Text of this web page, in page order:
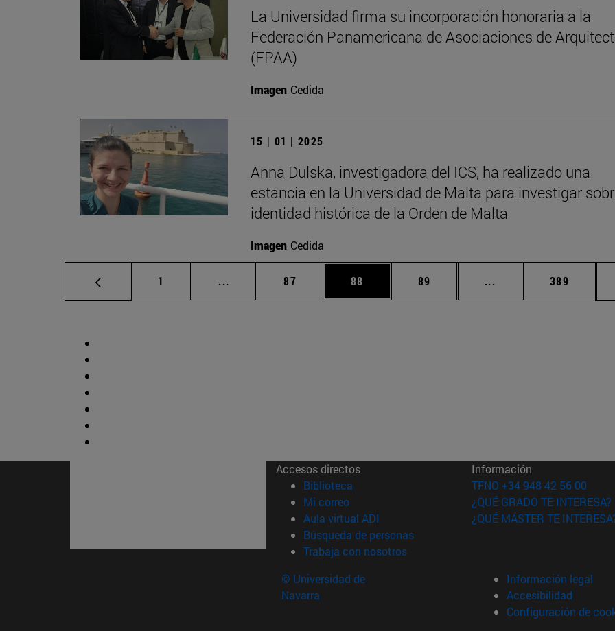
La Universidad firma su incorporación honoraria a la
Federación Panamericana de Asociaciones de
(FPAA)
Imagen Cedida
15 | 01 | 2025
Anna Dulska, investigadora del ICS, ha realizado una
estancia en la Universidad de Malta para investigar
identidad histórica de la Orden de Malta
Imagen Cedida
Página
1 ... Páginas intermedias Use TAB para desplazarse.
Página
87 Página
88 Página
89 ... Páginas intermedias
Página
389
Accesos directos
Biblioteca (abre en nueva ventana)
Mi correo(abre en nueva ventana)
Aula virtual ADI (abre en nueva ventana)
Búsqueda de personas(abre en nueva ventana)
Trabaja con nosotros(abre en nueva ventana)
Información
TFNO +34 948 42 56 00
¿QUÉ GRADO TE INTERESA?
¿QUÉ MÁSTER TE
© Universidad de
Navarra
Información legal
Accesibilidad
Configuración de